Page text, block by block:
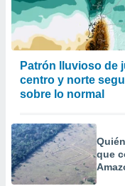
Patrón lluvioso de
centro y norte
sobre lo normal
que